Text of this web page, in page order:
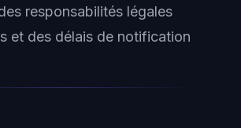
responsabilités légales
et des délais de notification